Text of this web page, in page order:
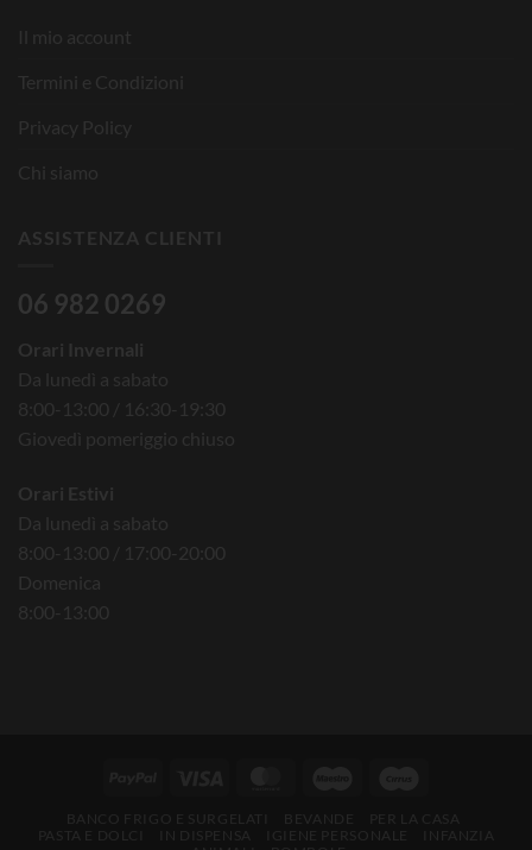
Il mio account
Termini e Condizioni
Privacy Policy
Chi siamo
ASSISTENZA CLIENTI
06 982 0269
Orari Invernali
Da lunedì a sabato
8:00-13:00 / 16:30-19:30
Giovedì pomeriggio chiuso
Orari Estivi
Da lunedì a sabato
8:00-13:00 / 17:00-20:00
Domenica
8:00-13:00